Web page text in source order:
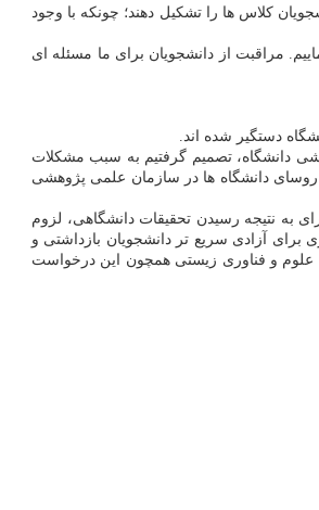
کلاس ها را تشکیل دهند؛ چونکه با وجود
مراقبت از دانشجویان برای ما مسئله ای
سال ۱۴۰۱ بنا به پیشنهاد معاون محترم آموزشی دانشگاه، تصمیم گرفتیم به سبب مشکلات
روسای دانشگاه ها در سازمان علمی پژوهشی
نتیجه رسیدن تحقیقات دانشگاهی، لزوم
آزادی سریع تر دانشجویان بازداشتی و
علوم و فناوری زیستی همچون این درخواست